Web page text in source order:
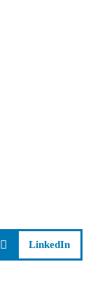
LinkedIn